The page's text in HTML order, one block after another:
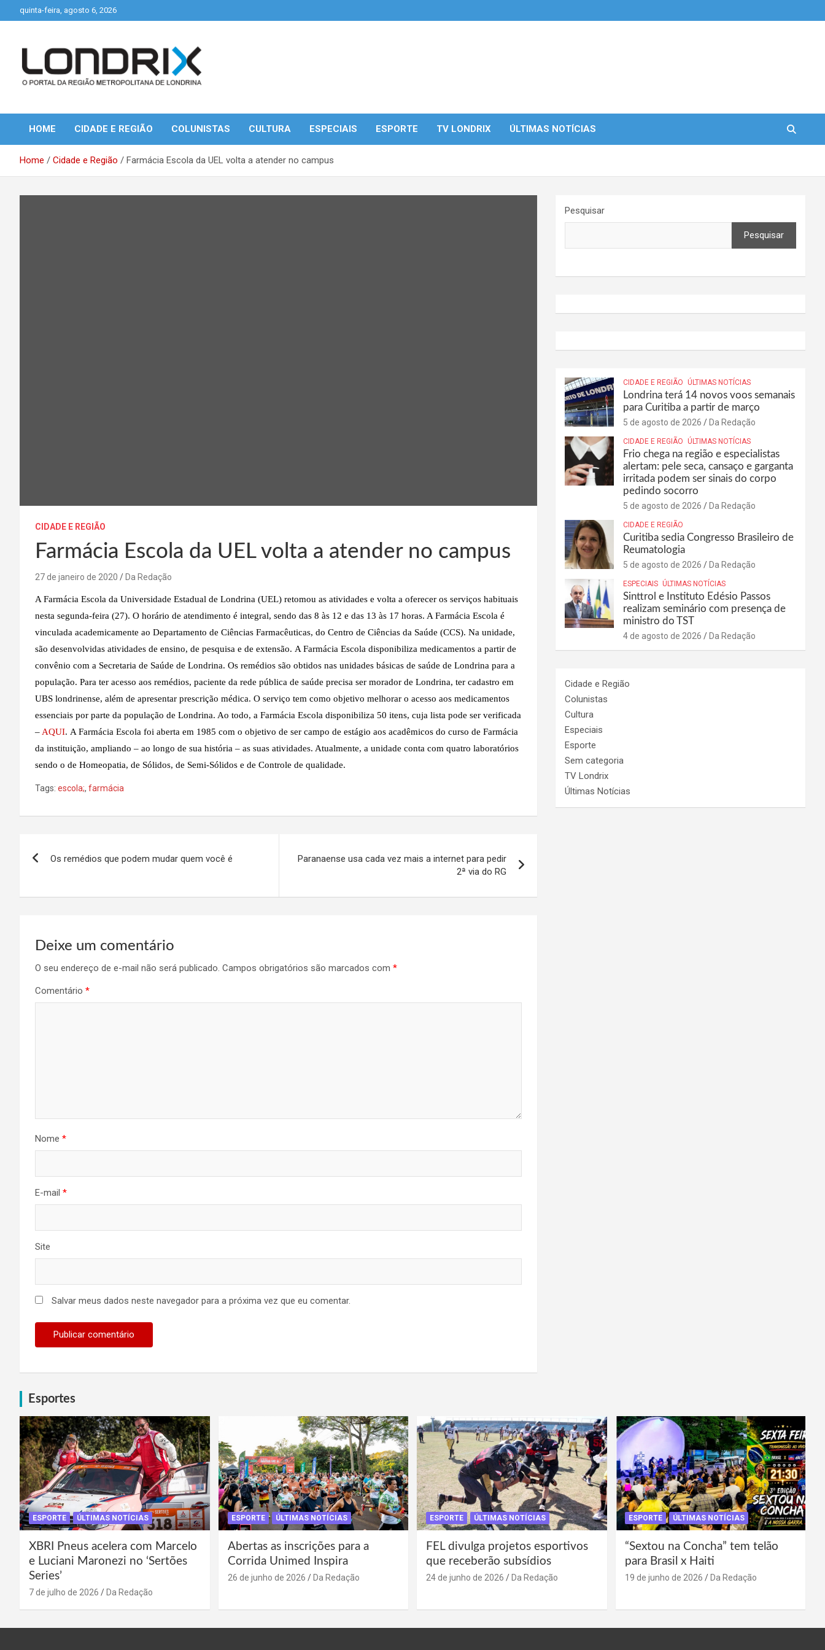
to
quinta-feira, agosto 6, 2026
Londrix
HOME CIDADE E REGIÃO COLUNISTAS CULTURA ESPECIAIS ESPORTE TV LONDRIX ÚLTIMAS NOTÍCIAS
Home Cidade e Região Farmácia Escola da UEL volta a atender no campus
CIDADE E REGIÃO
Farmácia Escola da UEL volta a atender no campus
27 de janeiro de 2020 Da Redação
A Farmácia Escola da Universidade Estadual de Londrina (UEL) retomou as atividades e volta a oferecer os serviços habituais
nesta segunda-feira (27). O horário de atendimento é integral, sendo das 8 às 12 e das 13 às 17 horas. A Farmácia Escola é
vinculada academicamente ao Departamento de Ciências Farmacêuticas, do Centro de Ciências da Saúde (CCS). Na unidade,
são desenvolvidas atividades de ensino, de pesquisa e de extensão. A Farmácia Escola disponibiliza medicamentos a partir de
convênio com a Secretaria de Saúde de Londrina. Os remédios são obtidos nas unidades básicas de saúde de Londrina para a
população. Para ter acesso aos remédios, paciente da rede pública de saúde precisa ser morador de Londrina, ter cadastro em
UBS londrinense, além de apresentar prescrição médica. O serviço tem como objetivo melhorar o acesso aos medicamentos
essenciais por parte da população de Londrina. Ao todo, a Farmácia Escola disponibiliza 50 itens, cuja lista pode ser verificada
– AQUI. A Farmácia Escola foi aberta em 1985 com o objetivo de ser campo de estágio aos acadêmicos do curso de Farmácia
da instituição, ampliando – ao longo de sua história – as suas atividades. Atualmente, a unidade conta com quatro laboratórios
sendo o de Homeopatia, de Sólidos, de Semi-Sólidos e de Controle de qualidade.
Tags: escola;, farmácia
Post
Os remédios que podem mudar quem você é
Paranaense usa cada vez mais a internet para pedir
2ª via do RG
Deixe um comentário
O seu endereço de e-mail não será publicado. Campos obrigatórios são marcados com *
Comentário *
Nome *
E-mail *
Site
Salvar meus dados neste navegador para a próxima vez que eu comentar.
Pesquisar
Pesquisar
CIDADE E REGIÃO ÚLTIMAS NOTÍCIAS
Londrina terá 14 novos voos semanais
para Curitiba a partir de março
5 de agosto de 2026 Da Redação
CIDADE E REGIÃO ÚLTIMAS NOTÍCIAS
Frio chega na região e especialistas
alertam: pele seca, cansaço e garganta
irritada podem ser sinais do corpo
pedindo socorro
5 de agosto de 2026 Da Redação
CIDADE E REGIÃO
Curitiba sedia Congresso Brasileiro de
Reumatologia
5 de agosto de 2026 Da Redação
ESPECIAIS ÚLTIMAS NOTÍCIAS
Sinttrol e Instituto Edésio Passos
realizam seminário com presença de
ministro do TST
4 de agosto de 2026 Da Redação
Cidade e Região
Colunistas
Cultura
Especiais
Esporte
Sem categoria
TV Londrix
Últimas Notícias
Esportes
ESPORTE ÚLTIMAS NOTÍCIAS
XBRI Pneus acelera com Marcelo
e Luciani Maronezi no ‘Sertões
Series’
7 de julho de 2026 Da Redação
ESPORTE ÚLTIMAS NOTÍCIAS
Abertas as inscrições para a
Corrida Unimed Inspira
26 de junho de 2026 Da Redação
ESPORTE ÚLTIMAS NOTÍCIAS
FEL divulga projetos esportivos
que receberão subsídios
24 de junho de 2026 Da Redação
ESPORTE ÚLTIMAS NOTÍCIAS
“Sextou na Concha” tem telão
para Brasil x Haiti
19 de junho de 2026 Da Redação